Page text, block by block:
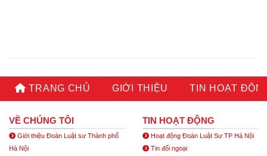
TRANG CHỦ GIỚI THIỆU TIN HOẠT
VỀ CHÚNG TÔI
Giới thiệu Đoàn Luật sư Thành phố
Hà Nội
TIN HOẠT ĐỘNG
Hoạt động Đoàn Luật Sư TP Hà Nội
Tin đối ngoại